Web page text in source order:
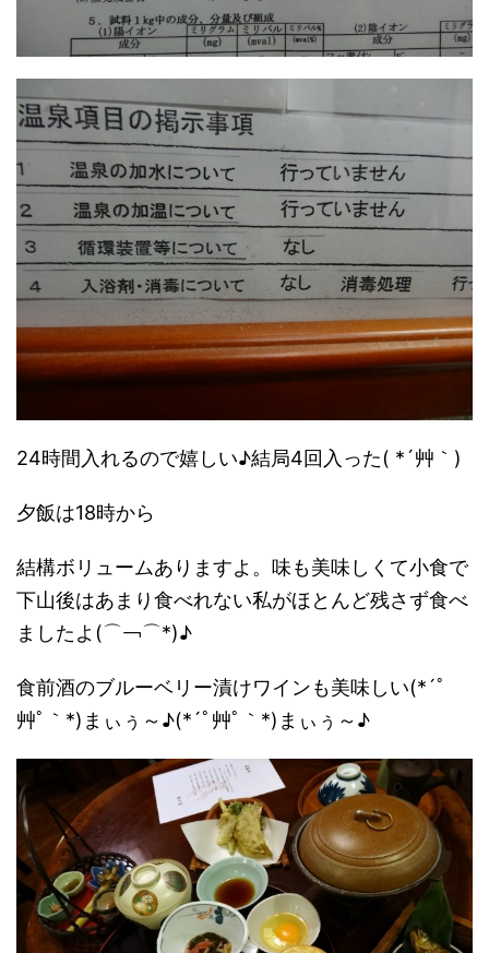
24時間入れるので嬉しい♪結局4回入った( *´艸｀)
夕飯は18時から
結構ボリュームありますよ。味も美味しくて小食で
下山後はあまり食べれない私がほとんど残さず食べ
ましたよ(⌒￢⌒*)♪
食前酒のブルーベリー漬けワインも美味しい(*´ﾟ
艸ﾟ｀*)まぃぅ～♪(*´ﾟ艸ﾟ｀*)まぃぅ～♪